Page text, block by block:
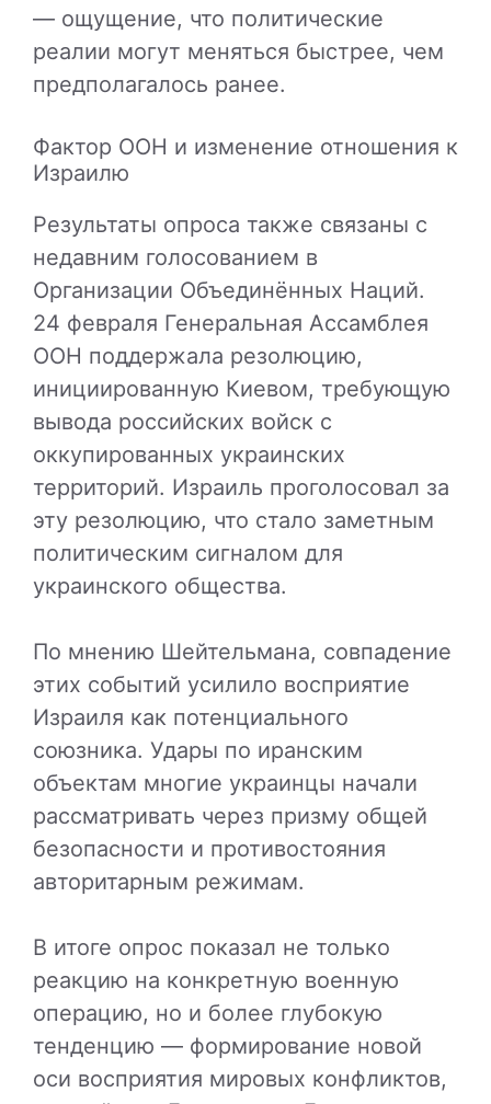
— ощущение, что политические
реалии могут меняться быстрее, чем
предполагалось ранее.
Фактор ООН и изменение отношения к
Израилю
Результаты опроса также связаны с
недавним голосованием в
Организации Объединённых Наций.
24 февраля Генеральная Ассамблея
ООН поддержала резолюцию,
инициированную Киевом, требующую
вывода российских войск с
оккупированных украинских
территорий. Израиль проголосовал за
эту резолюцию, что стало заметным
политическим сигналом для
украинского общества.
По мнению Шейтельмана, совпадение
этих событий усилило восприятие
Израиля как потенциального
союзника. Удары по иранским
объектам многие украинцы начали
рассматривать через призму общей
безопасности и противостояния
авторитарным режимам.
В итоге опрос показал не только
реакцию на конкретную военную
операцию, но и более глубокую
тенденцию — формирование новой
оси восприятия мировых конфликтов,